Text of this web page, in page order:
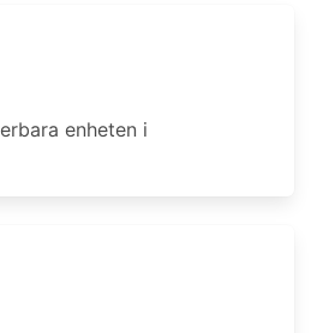
enheten i